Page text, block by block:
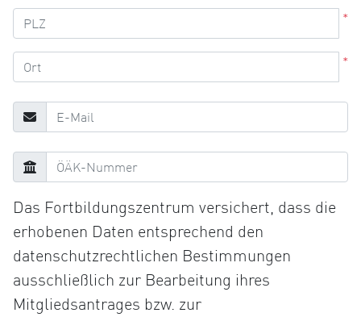
*
*
Das Fortbildungszentrum versichert, dass die
erhobenen Daten entsprechend den
datenschutzrechtlichen Bestimmungen
ausschließlich zur Bearbeitung ihres
Mitgliedsantrages bzw. zur